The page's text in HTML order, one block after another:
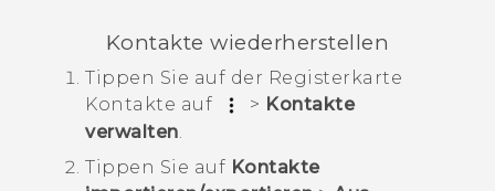
Kontakte wiederherstellen
Tippen Sie auf der Registerkarte
Kontakte auf > Kontakte
verwalten.
Tippen Sie auf Kontakte